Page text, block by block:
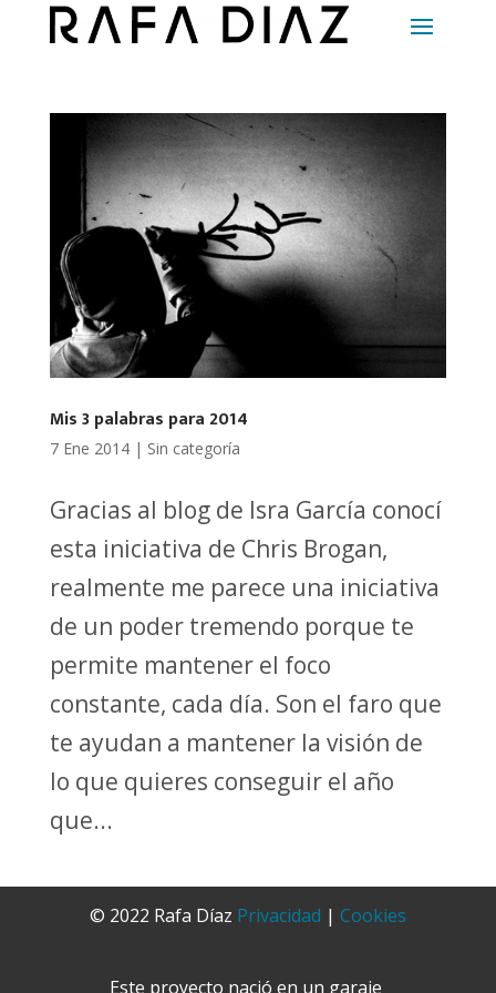
Mis 3 palabras para 2014
7 Ene 2014| Sin categoría
Gracias al blog de Isra García conocí
esta iniciativa de Chris Brogan,
realmente me parece una iniciativa
de un poder tremendo porque te
permite mantener el foco
constante, cada día. Son el faro que
te ayudan a mantener la visión de
lo que quieres conseguir el año
que...
© 2022 Rafa Díaz Privacidad | Cookies
Este proyecto nació en un garaje